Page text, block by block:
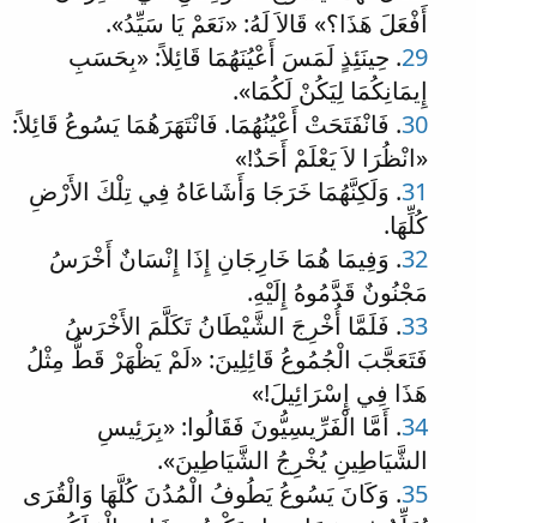
أَفْعَلَ هَذَا؟» قَالاَ لَهُ: «نَعَمْ يَا سَيِّدُ».
29. حِينَئِذٍ لَمَسَ أَعْيُنَهُمَا قَائِلاً: «بِحَسَبِ
إِيمَانِكُمَا لِيَكُنْ لَكُمَا».
30. فَانْفَتَحَتْ أَعْيُنُهُمَا. فَانْتَهَرَهُمَا يَسُوعُ قَائِلاً:
«انْظُرَا لاَ يَعْلَمْ أَحَدٌ!»
31. وَلَكِنَّهُمَا خَرَجَا وَأَشَاعَاهُ فِي تِلْكَ الأَرْضِ
كُلِّهَا.
32. وَفِيمَا هُمَا خَارِجَانِ إِذَا إِنْسَانٌ أَخْرَسُ
مَجْنُونٌ قَدَّمُوهُ إِلَيْهِ.
33. فَلَمَّا أُخْرِجَ الشَّيْطَانُ تَكَلَّمَ الأَخْرَسُ
فَتَعَجَّبَ الْجُمُوعُ قَائِلِينَ: «لَمْ يَظْهَرْ قَطُّ مِثْلُ
هَذَا فِي إِسْرَائِيلَ!»
34. أَمَّا الْفَرِّيسِيُّونَ فَقَالُوا: «بِرَئِيسِ
الشَّيَاطِينِ يُخْرِجُ الشَّيَاطِينَ».
35. وَكَانَ يَسُوعُ يَطُوفُ الْمُدُنَ كُلَّهَا وَالْقُرَى